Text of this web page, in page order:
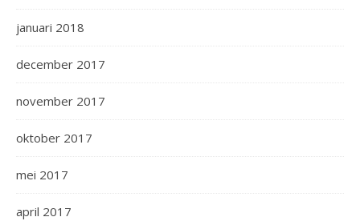
januari 2018
december 2017
november 2017
oktober 2017
mei 2017
april 2017